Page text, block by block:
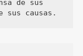
de sus
sus causas.